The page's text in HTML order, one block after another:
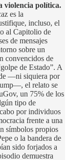
violencia política.
es la
incluso, el
al Capitolio de
de mensajes
sobre un
convencidos de
de Estado”. A
—ni siquiera por
el relato se
un 75% de los
tipo de
por individuos
frente a una
símbolos propios
o la bandera de
sido forjados a
demuestra